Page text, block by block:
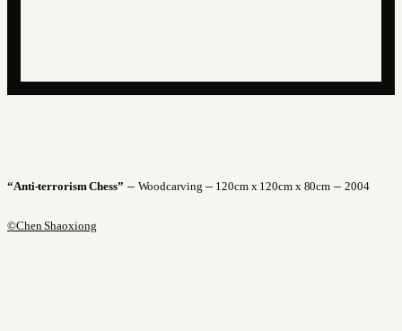
“Anti-terrorism Chess” – Woodcarving – 120cm x 120cm x 80cm – 2004
©Chen Shaoxiong